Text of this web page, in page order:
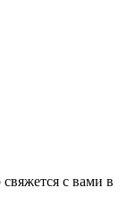
с вами в